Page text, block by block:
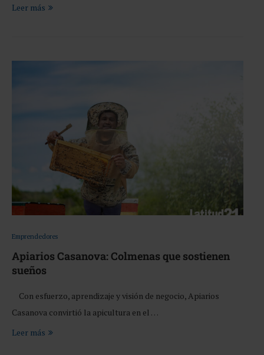
Leer más
Emprendedores
Apiarios Casanova: Colmenas que sostienen
sueños
Con esfuerzo, aprendizaje y visión de negocio, Apiarios
Casanova convirtió la apicultura en el …
Leer más